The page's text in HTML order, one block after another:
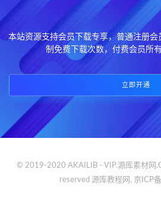
本站资源支持会员下载专享，普通注册
制免费下载次数，付费会员所
立即开通
© 2019-2020 AKAILIB - VIP.源库素材网
reserved 源库教程网. 京ICP